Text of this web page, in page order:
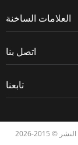
العلامات الساخنة
اتصل بنا
تابعنا
حقوق النشر © 2015-2026 Guangzhou Lito Technology Co., Ltd..كل الحقوق